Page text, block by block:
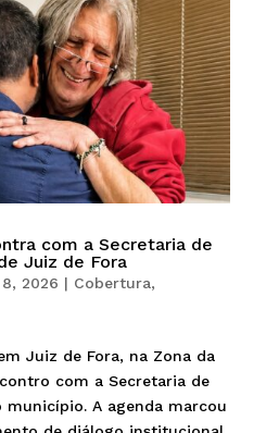
com a Secretaria de
Juiz de Fora
2026 | Cobertura,
Juiz de Fora, na Zona da
com a Secretaria de
município. A agenda marcou